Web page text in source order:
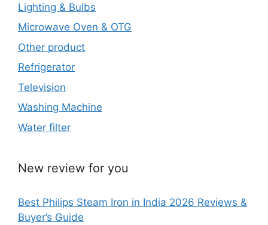
Lighting & Bulbs
Microwave Oven & OTG
Other product
Refrigerator
Television
Washing Machine
Water filter
New review for you
Best Philips Steam Iron in India 2026 Reviews &
Buyer’s Guide